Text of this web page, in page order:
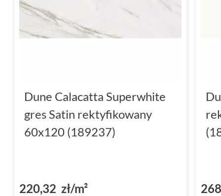
Dune Calacatta Superwhite
gres Satin rektyfikowany
60x120 (189237)
220,32 zł/m²